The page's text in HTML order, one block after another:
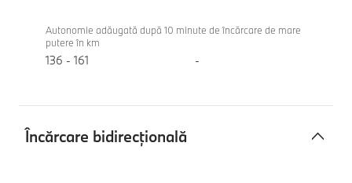
Autonomie adăugată după 10 minute de încărcare de mare
putere în km
136 - 161 -
Încărcare bidirecțională